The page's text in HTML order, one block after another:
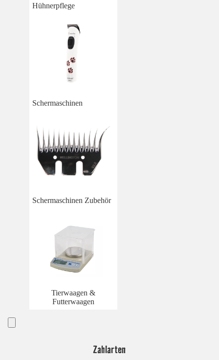
Hühnerpflege
Schermaschinen
Schermaschinen Zubehör
Tierwaagen &
Futterwaagen
Zahlarten